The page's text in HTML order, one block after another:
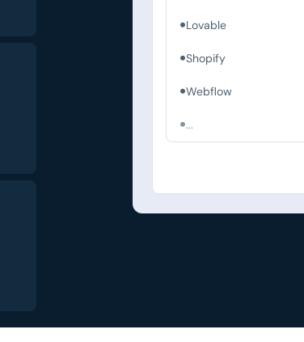
Lovable
Shopify
Webflow
...